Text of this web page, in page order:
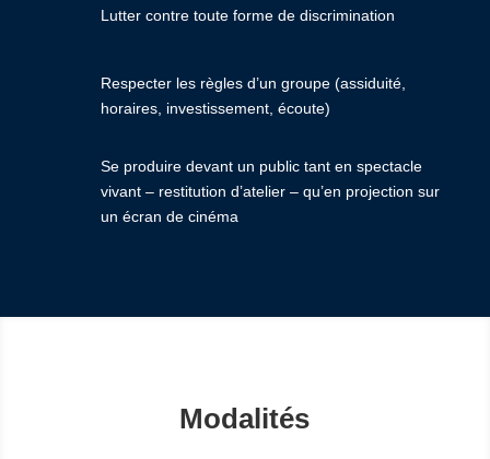
Lutter contre toute forme de discrimination
Respecter les règles d’un groupe (assiduité,
horaires, investissement, écoute)
Se produire devant un public tant en spectacle
vivant – restitution d’atelier – qu’en projection sur
un écran de cinéma
Modalités